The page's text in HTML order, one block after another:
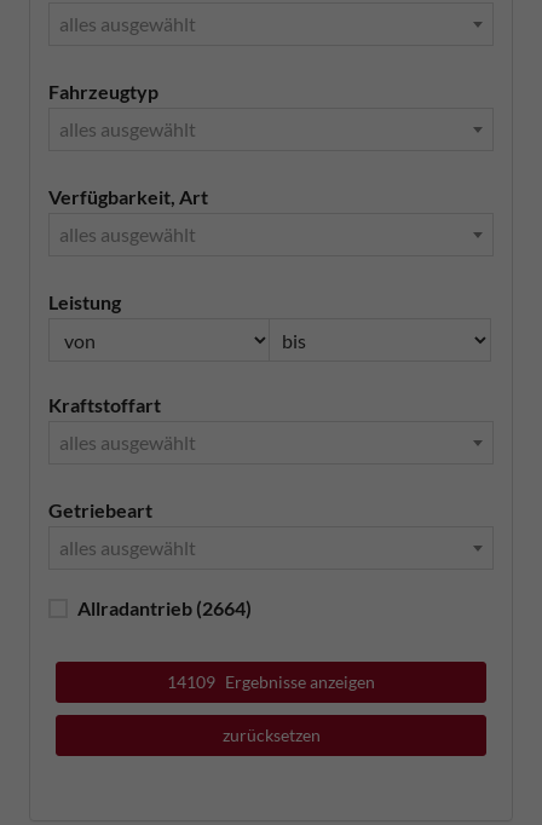
alles ausgewählt
Fahrzeugtyp
alles ausgewählt
Verfügbarkeit, Art
alles ausgewählt
Leistung
Kraftstoffart
alles ausgewählt
Getriebeart
alles ausgewählt
Allradantrieb (2664)
14109 Ergebnisse anzeigen
zurücksetzen